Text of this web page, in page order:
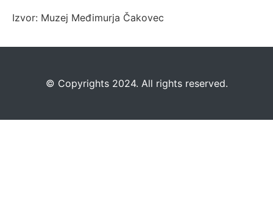
Izvor: Muzej Međimurja Čakovec
©️ Copyrights 2024. All rights reserved.